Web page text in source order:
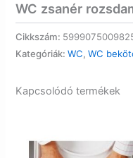
WC zsanér
Cikkszám:
Kategóriák:WC,WC
Kapcsolódó termékek